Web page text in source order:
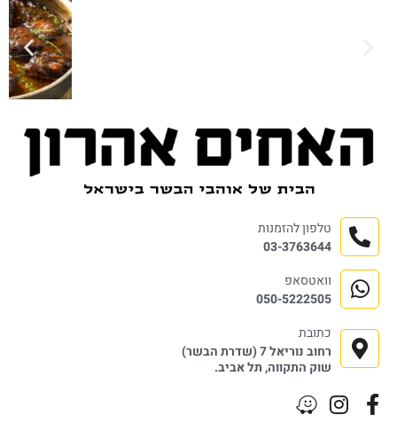
טלפון להזמנות
03-3763644
וואטסאפ
050-5222505
כתובת
רחוב נוריאל 7 (שדרת הבשר)
שוק התקווה, תל אביב.